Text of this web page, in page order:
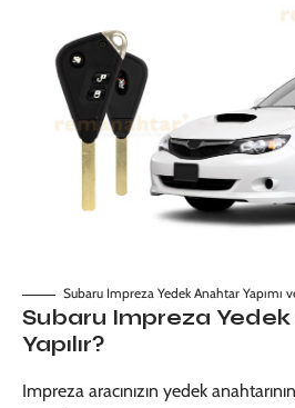
Subaru Impreza Yedek Anahtar Yapımı
Subaru Impreza Yedek
Yapılır?
Impreza aracınızın yedek